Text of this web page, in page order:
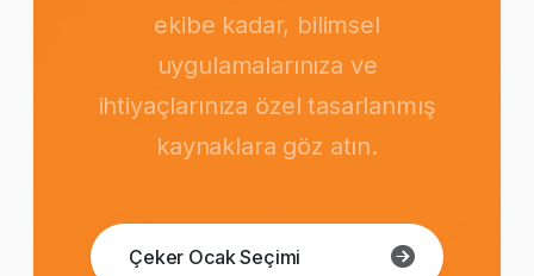
ekibe kadar, bilimsel
uygulamalarınıza ve
ihtiyaçlarınıza özel tasarlanmış
kaynaklara göz atın.
Çeker Ocak Seçimi